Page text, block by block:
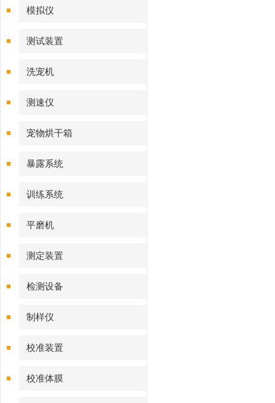
模拟仪
测试装置
洗宠机
测速仪
宠物烘干箱
暴露系统
训练系统
平磨机
测定装置
检测设备
制样仪
校准装置
校准体膜